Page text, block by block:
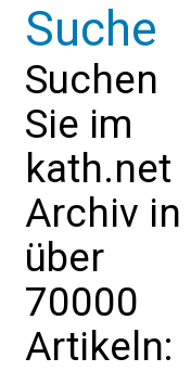
Suche
Suchen
Sie im
kath.net
Archiv in
über
70000
Artikeln: